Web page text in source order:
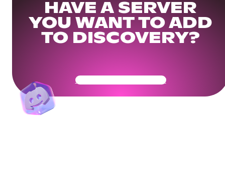
HAVE A SERVER
YOU WANT TO ADD
TO DISCOVERY?
Get Your Community Ready